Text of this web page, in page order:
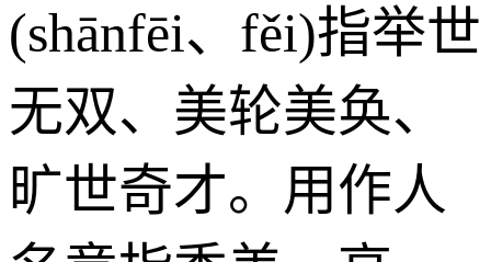
(shānfēi、fěi)指举世
无双、美轮美奂、
旷世奇才。用作人